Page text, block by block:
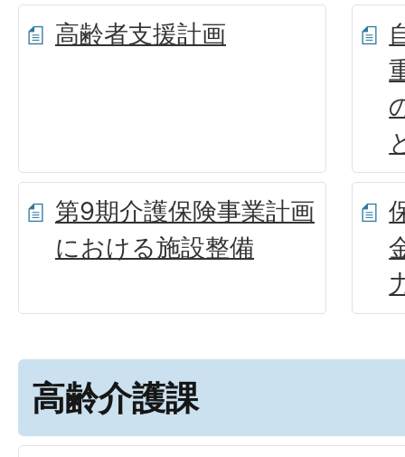
高齢者支援計画
第9期介護保険事業計画
における施設整備
高齢介護課